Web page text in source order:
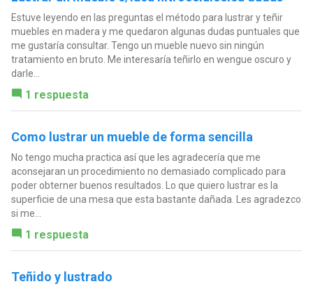
Estuve leyendo en las preguntas el método para lustrar y teñir
muebles en madera y me quedaron algunas dudas puntuales que
me gustaría consultar. Tengo un mueble nuevo sin ningún
tratamiento en bruto. Me interesaría teñirlo en wengue oscuro y
darle...
1 respuesta
Como lustrar un mueble de forma sencilla
No tengo mucha practica así que les agradecería que me
aconsejaran un procedimiento no demasiado complicado para
poder obterner buenos resultados. Lo que quiero lustrar es la
superficie de una mesa que esta bastante dañada. Les agradezco
si me...
1 respuesta
Teñido y lustrado